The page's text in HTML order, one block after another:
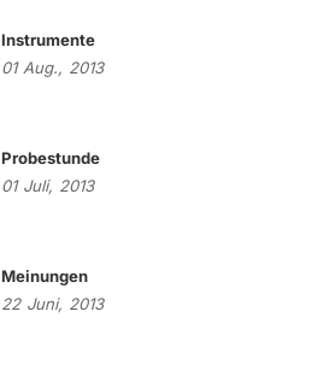
Instrumente
01 Aug., 2013
Probestunde
01 Juli, 2013
Meinungen
22 Juni, 2013